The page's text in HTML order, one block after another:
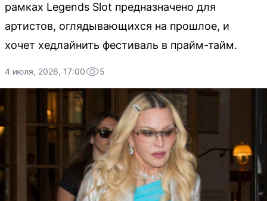
рамках Legends Slot предназначено для
артистов, оглядывающихся на прошлое, и
хочет хедлайнить фестиваль в прайм-тайм.
4 июля, 2026, 17:00 5